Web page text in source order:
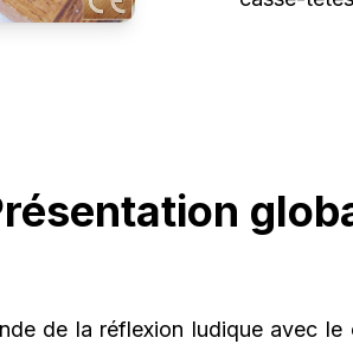
de la réflexion ludique avec le